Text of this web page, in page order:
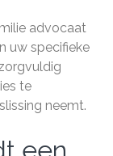
advocaat
uw specifieke
te
neemt.
een